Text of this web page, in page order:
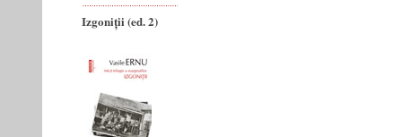
Izgoniții (ed. 2)